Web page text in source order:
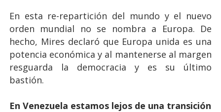
En esta re-repartición del mundo y el nuevo
orden mundial no se nombra a Europa. De
hecho, Mires declaró que Europa unida es una
potencia económica y al mantenerse al margen
resguarda la democracia y es su último
bastión.
En Venezuela estamos lejos de una transición